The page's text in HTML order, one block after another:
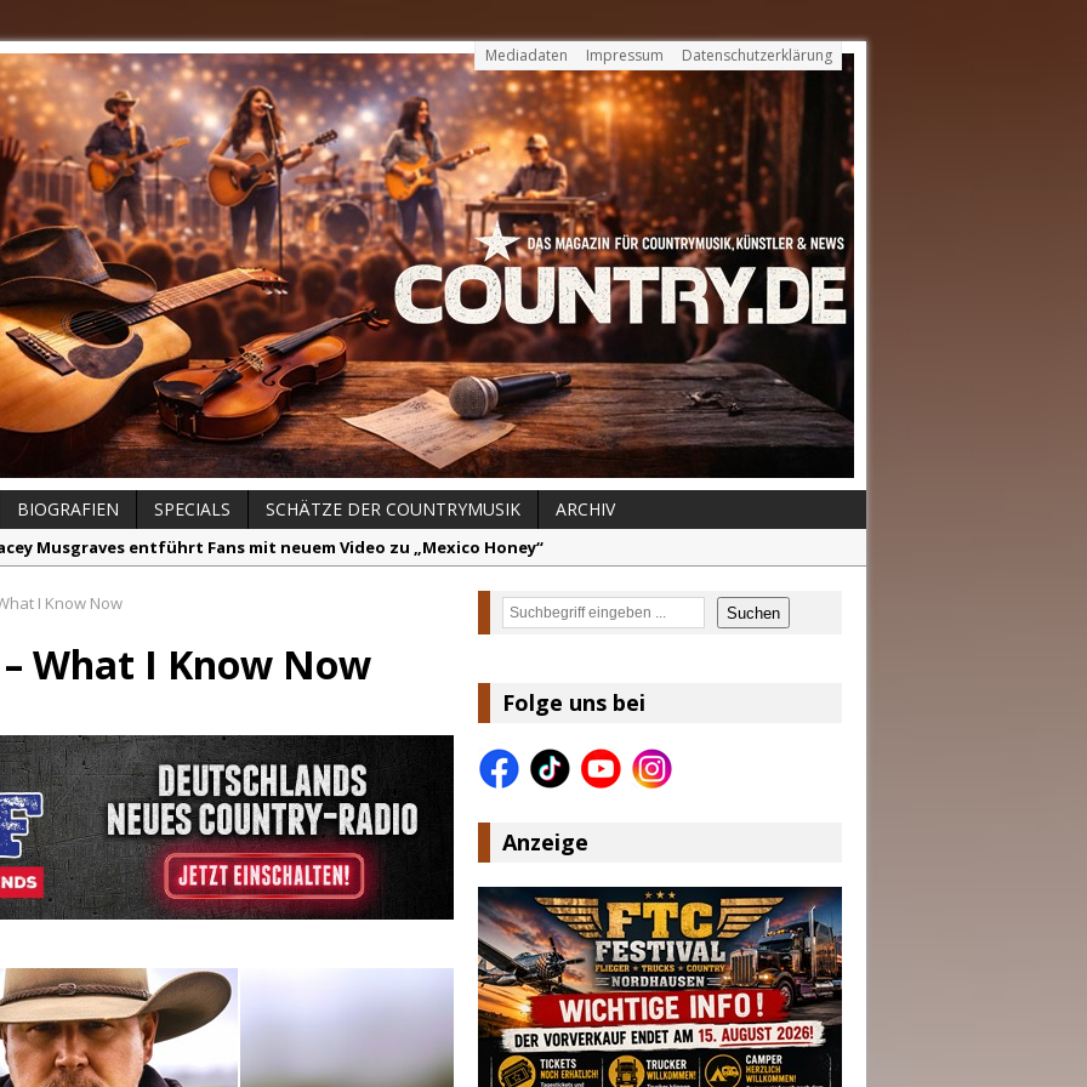
Mediadaten Impressum Datenschutzerklärung
BIOGRAFIEN SPECIALS SCHÄTZE DER COUNTRYMUSIK
ARCHIV
Musgraves entführt Fans mit neuem Video zu „Mexico Honey“
Music Hot News – 2. August 2026: Dolly Parton, Bill Anderson und Shaboozey im Fokus
Johnson & The Hollywood Hillbillies kündigen neues Album mit „Better Days Ahead“ an
für Euer Vertrauen: Country.de erreicht täglich rund 10.000 Leser
I Know Now
What I Know Now
Suchen Suchen
Folge uns bei
Anzeige